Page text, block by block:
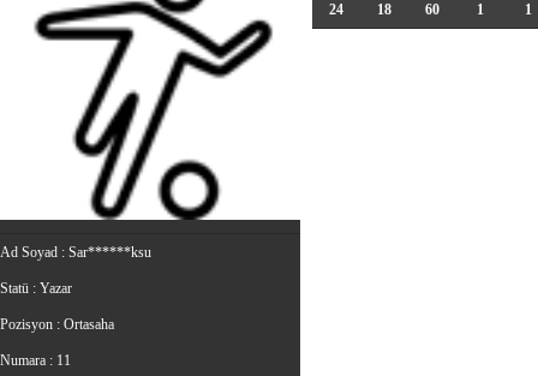
Ad Soyad : Sar******ksu
Statü : Yazar
Pozisyon : Ortasaha
Numara : 11
24 18 60 1 1